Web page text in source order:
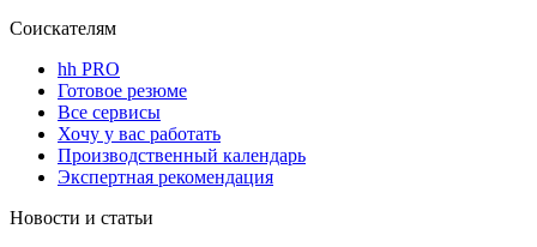
Соискателям
hh PRO
Готовое резюме
Все сервисы
Хочу у вас работать
Производственный календарь
Экспертная рекомендация
Новости и статьи